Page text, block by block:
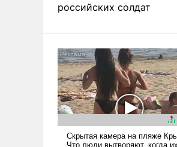
российских солдат